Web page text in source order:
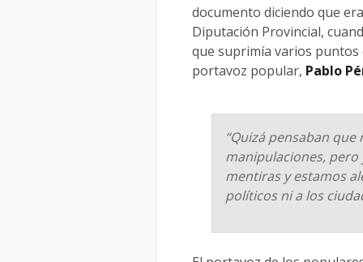
documento diciendo que
Diputación Provincial,
que suprimía varios puntos
portavoz popular, Pablo
“Quizá pensaban
manipulaciones, pero
mentiras y estamos
políticos ni a los